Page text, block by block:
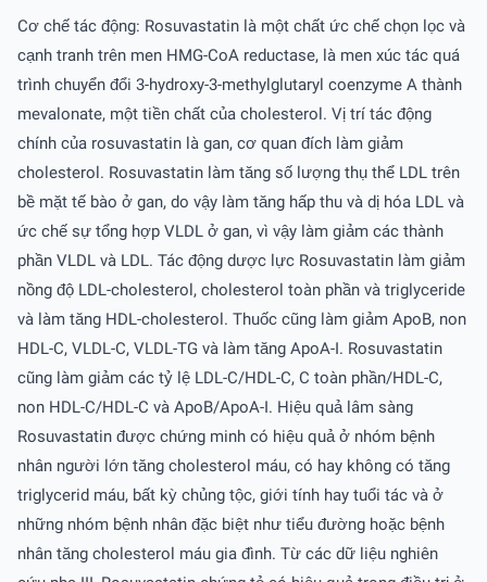
Cơ chế tác động: Rosuvastatin là một chất ức chế chọn lọc và
cạnh tranh trên men HMG-CoA reductase, là men xúc tác quá
trình chuyển đổi 3-hydroxy-3-methylglutaryl coenzyme A thành
mevalonate, một tiền chất của cholesterol. Vị trí tác động
chính của rosuvastatin là gan, cơ quan đích làm giảm
cholesterol. Rosuvastatin làm tăng số lượng thụ thể LDL trên
bề mặt tế bào ở gan, do vậy làm tăng hấp thu và dị hóa LDL và
ức chế sự tổng hợp VLDL ở gan, vì vậy làm giảm các thành
phần VLDL và LDL. Tác động dược lực Rosuvastatin làm giảm
nồng độ LDL-cholesterol, cholesterol toàn phần và triglyceride
và làm tăng HDL-cholesterol. Thuốc cũng làm giảm ApoB, non
HDL-C, VLDL-C, VLDL-TG và làm tăng ApoA-I. Rosuvastatin
cũng làm giảm các tỷ lệ LDL-C/HDL-C, C toàn phần/HDL-C,
non HDL-C/HDL-C và ApoB/ApoA-I. Hiệu quả lâm sàng
Rosuvastatin được chứng minh có hiệu quả ở nhóm bệnh
nhân người lớn tăng cholesterol máu, có hay không có tăng
triglycerid máu, bất kỳ chủng tộc, giới tính hay tuổi tác và ở
những nhóm bệnh nhân đặc biệt như tiểu đường hoặc bệnh
nhân tăng cholesterol máu gia đình. Từ các dữ liệu nghiên